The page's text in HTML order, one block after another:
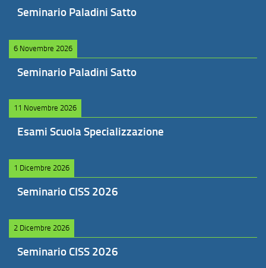
Seminario Paladini Satto
6 Novembre 2026
Seminario Paladini Satto
11 Novembre 2026
Esami Scuola Specializzazione
1 Dicembre 2026
Seminario CISS 2026
2 Dicembre 2026
Seminario CISS 2026